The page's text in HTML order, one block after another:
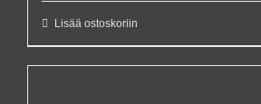
Lisää ostoskoriin